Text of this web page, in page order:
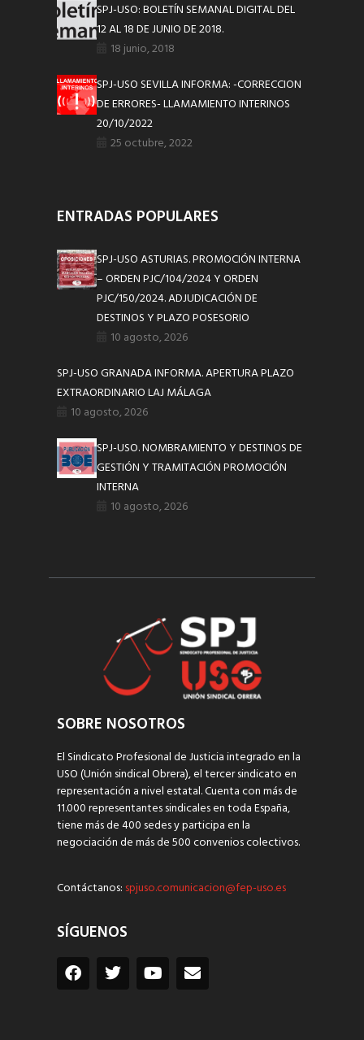
SPJ-USO: BOLETÍN SEMANAL DIGITAL DEL
12 AL 18 DE JUNIO DE 2018.
18 junio, 2018
SPJ-USO SEVILLA INFORMA: -CORRECCION
DE ERRORES- LLAMAMIENTO INTERINOS
20/10/2022
25 octubre, 2022
ENTRADAS POPULARES
SPJ-USO ASTURIAS. PROMOCIÓN INTERNA
– ORDEN PJC/104/2024 Y ORDEN
PJC/150/2024. ADJUDICACIÓN DE
DESTINOS Y PLAZO POSESORIO
10 agosto, 2026
SPJ-USO GRANADA INFORMA. APERTURA PLAZO
EXTRAORDINARIO LAJ MÁLAGA
10 agosto, 2026
SPJ-USO. NOMBRAMIENTO Y DESTINOS DE
GESTIÓN Y TRAMITACIÓN PROMOCIÓN
INTERNA
10 agosto, 2026
SOBRE NOSOTROS
El Sindicato Profesional de Justicia integrado en la
USO (Unión sindical Obrera), el tercer sindicato en
representación a nivel estatal. Cuenta con más de
11.000 representantes sindicales en toda España,
tiene más de 400 sedes y participa en la
negociación de más de 500 convenios colectivos.
Contáctanos: spjuso.comunicacion@fep-uso.es
SÍGUENOS